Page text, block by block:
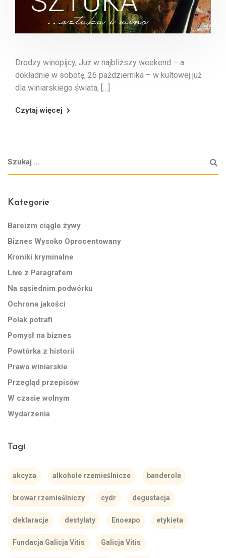
Drodzy winopijcy, Już w najbliższy weekend – a
dokładnie w sobotę, 26 października – w kultowej już
dla winiarskiego świata, […]
Czytaj więcej
Kategorie
Bareizm ciągle żywy
Biznes Wysoko Oprocentowany
Kroniki kryminalne
Live z Paragrafem
Na sąsiednim podwórku
Ochrona jakości
Polak potrafi
Pomysł na biznes
Powtórka z historii
Prawo winiarskie
Przegląd przepisów
W czasie wolnym
Wydarzenia
Tagi
akcyza alkohole rzemieślnicze banderole
browar rzemieślniczy cydr degustacja
deklaracje destylaty Enoexpo etykieta
Fundacja Galicja Vitis Galicja Vitis